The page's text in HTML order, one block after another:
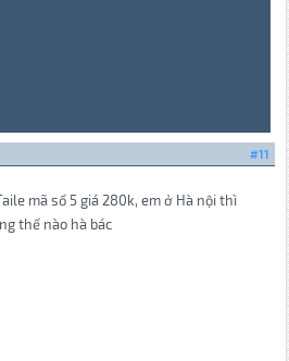
#11
mã số 5 giá 280k, em ở Hà nội thì
thế nào hà bác